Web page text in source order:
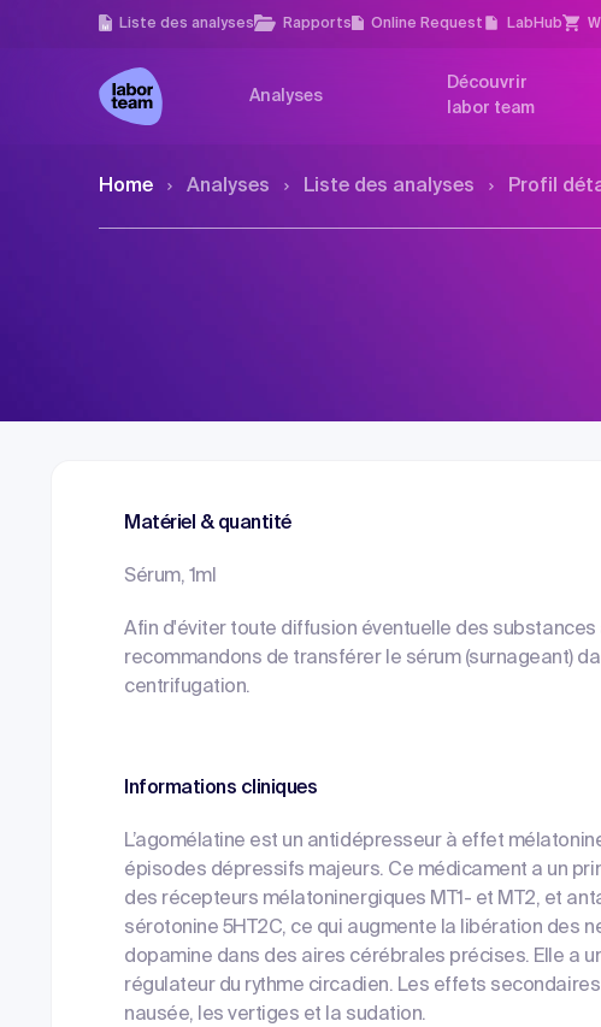
Liste des analyses Rapports Online Request LabHub
Analyses
Découvrir
labor team
Home Analyses Liste des analyses Profil
Matériel & quantité
Sérum, 1ml
Afin d'éviter toute diffusion éventuelle des
recommandons de transférer le sérum (surnageant)
centrifugation.
Informations cliniques
L’agomélatine est un antidépresseur à effet
épisodes dépressifs majeurs. Ce médicament a un
des récepteurs mélatoninergiques MT1- et MT2, et
sérotonine 5HT2C, ce qui augmente la libération des
dopamine dans des aires cérébrales précises. Elle a
régulateur du rythme circadien. Les effets
nausée, les vertiges et la sudation.